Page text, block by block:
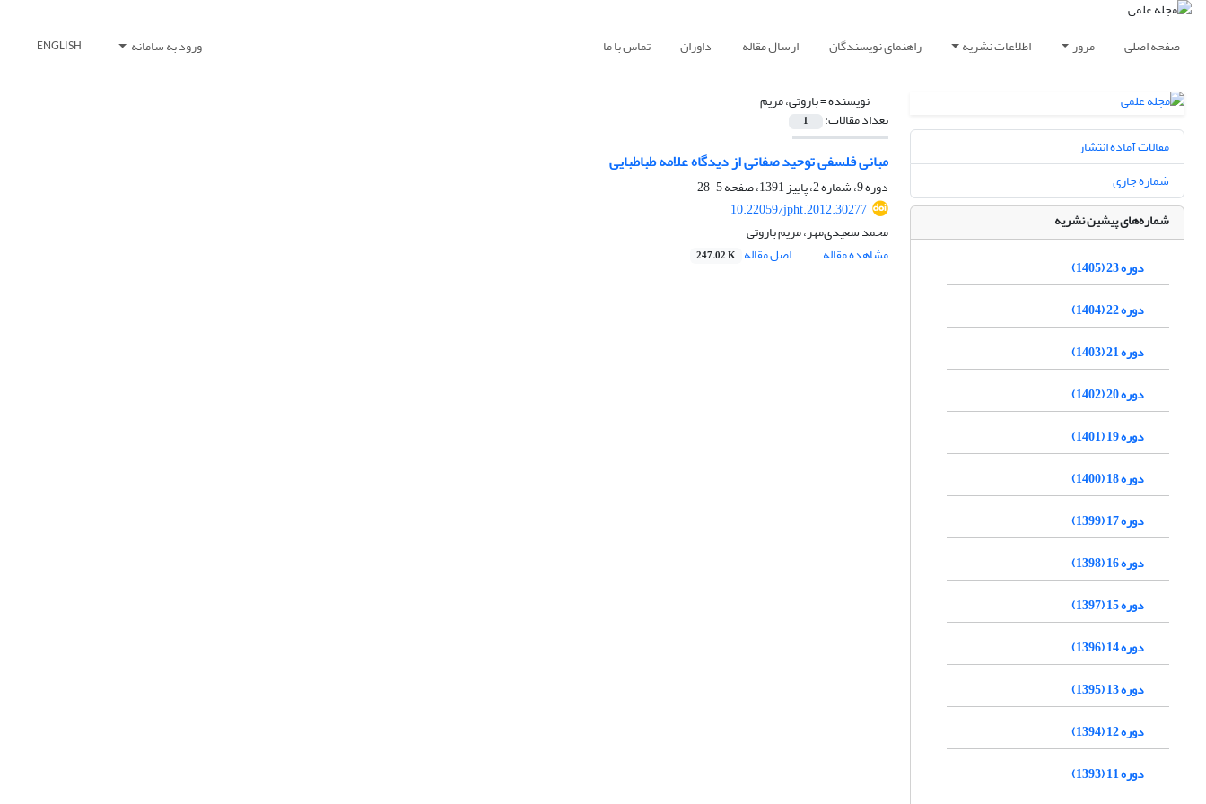
صفحه اصلی مرور اطلاعات نشریه راهنمای نویسندگان ارسال مقاله داوران تماس با ما ورود به سامانه ENGLISH
نویسنده =باروتی، مریم
تعداد مقالات: 1
مبانی فلسفی توحید صفاتی از دیدگاه علامه طباطبایی
دوره 9، شماره 2، پاییز 1391، صفحه
5-28
10.22059/jpht.2012.30277
محمد سعیدی‌مهر، مریم باروتی
مشاهده مقاله
اصل مقاله 247.02 K
مقالات آماده انتشار
شماره جاری
شماره‌های پیشین نشریه
دوره 23 (1405)
دوره 22 (1404)
دوره 21 (1403)
دوره 20 (1402)
دوره 19 (1401)
دوره 18 (1400)
دوره 17 (1399)
دوره 16 (1398)
دوره 15 (1397)
دوره 14 (1396)
دوره 13 (1395)
دوره 12 (1394)
دوره 11 (1393)